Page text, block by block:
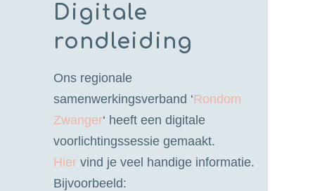
Digitale
rondleiding
Ons regionale
samenwerkingsverband ‘Rondom
Zwanger‘ heeft een digitale
voorlichtingssessie gemaakt.
Hiervind je veel handige informatie.
Bijvoorbeeld: